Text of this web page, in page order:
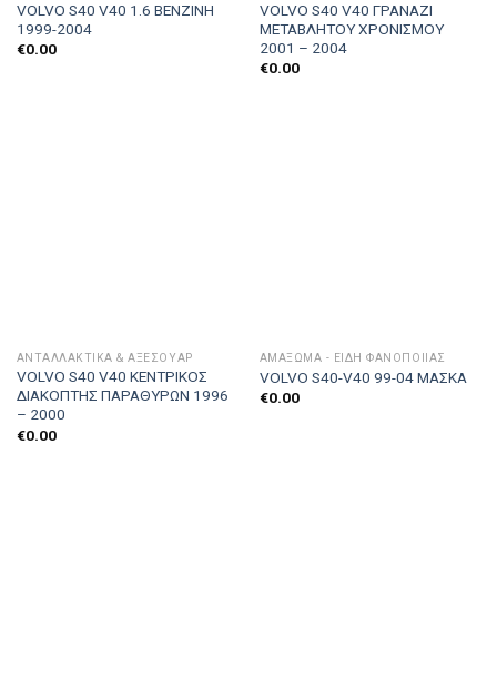
VOLVO S40 V40 1.6 ΒΕΝΖΙΝΗ
1999-2004
€0.00
VOLVO S40 V40 ΓΡΑΝΑΖΙ
ΜΕΤΑΒΛΗΤΟΥ ΧΡΟΝΙΣΜΟΥ
2001 – 2004
€0.00
ΑΝΤΑΛΛΑΚΤΙΚΑ & ΑΞΕΣΟΥΆΡ
VOLVO S40 V40 ΚΕΝΤΡΙΚΟΣ
ΔΙΑΚΟΠΤΗΣ ΠΑΡΑΘΥΡΩΝ 1996
– 2000
€0.00
ΑΜΆΞΩΜΑ - ΕΊΔΗ ΦΑΝΟΠΟΙΊΑΣ
VOLVO S40-V40 99-04 ΜΑΣΚΑ
€0.00